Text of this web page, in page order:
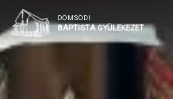
DÖMSÖDI
BAPTISTA GYÜLEKEZET